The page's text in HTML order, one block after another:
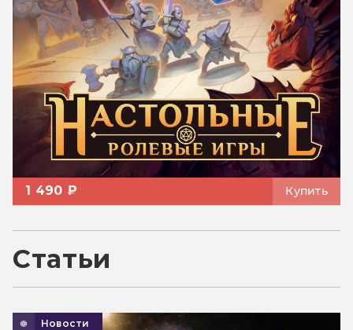
1 490 ₽ Купить
Статьи
Новости